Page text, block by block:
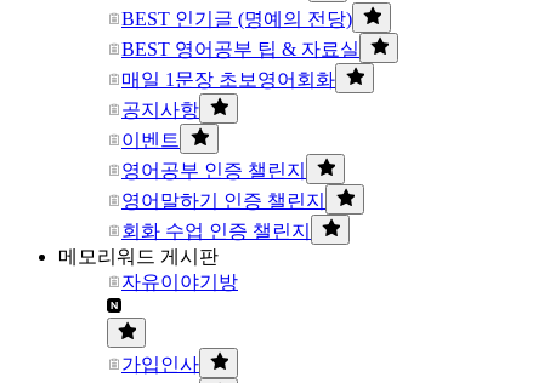
BEST 인기글 (명예의 전당)
BEST 영어공부 팁 & 자료실
매일 1문장 초보영어회화
공지사항
이벤트
영어공부 인증 챌린지
영어말하기 인증 챌린지
회화 수업 인증 챌린지
메모리워드 게시판
자유이야기방
가입인사